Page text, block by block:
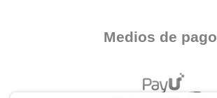
Medios de pago